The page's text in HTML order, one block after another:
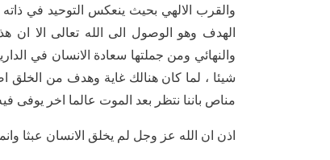
والقرب الالهي بحيث ينعكس التوحيد في
الهدف وهو الوصول الى الله تعالى الا
والنهائي ومن جملتها سعادة الانسان في
شيئا ، لما كان هنالك غاية وهدف من الخلق
مناص باننا نتظر بعد الموت عالما اخر يوفى
اذن ان الله عز وجل لم يخلق الانسان عبثا